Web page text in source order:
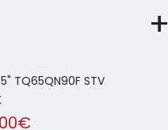
TQ65QN90F STV
+